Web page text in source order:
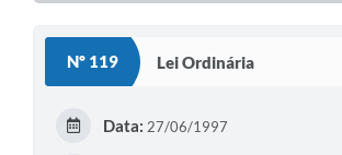
Nº 119 Lei Ordinária
Data: 27/06/1997